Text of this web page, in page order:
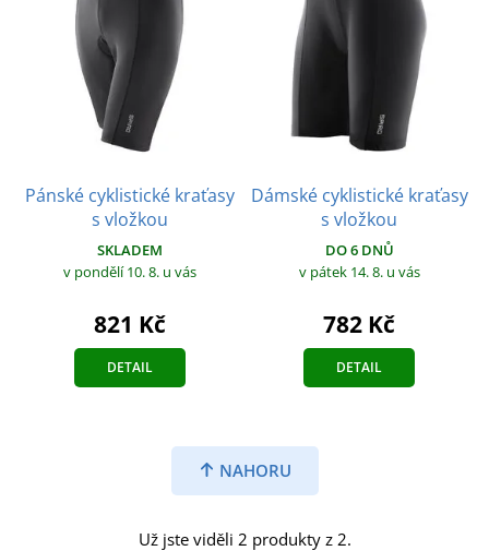
Pánské cyklistické kraťasy
s vložkou
SKLADEM
v pondělí 10. 8. u vás
821 Kč
DETAIL
Dámské cyklistické kraťasy
s vložkou
DO 6 DNŮ
v pátek 14. 8. u vás
782 Kč
DETAIL
NAHORU
Už jste viděli 2 produkty z 2.